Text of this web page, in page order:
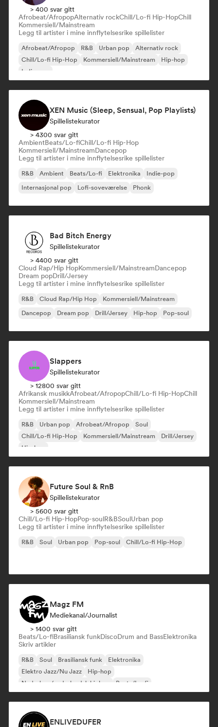
> 400 svar gitt
Afrobeat/AfropopAlternativ rockChill/Lo-fi Hip-HopChill
Kommersiell/Mainstream
Legg til artister i mine innflytelsesrike spillelister
Afrobeat/Afropop R&B Urban pop
Alternativ rock
Chill/Lo-fi Hip-Hop
Kommersiell/Mainstream
Hip-hop
Indie-pop
XEN Music (Sleep, Sensual, Pop Playlists)
Spillelistekurator
> 4300 svar gitt
AmbientBeats/Lo-fiChill/Lo-fi Hip-Hop
Kommersiell/MainstreamDancepop
Legg til artister i mine innflytelsesrike spillelister
R&B Ambient Beats/Lo-fi Elektronika
Indie-pop
Internasjonal pop
Lofi-soveværelse Phonk
Bad Bitch Energy
Spillelistekurator
> 4400 svar gitt
Cloud Rap/Hip HopKommersiell/MainstreamDancepop
Dream popDrill/Jersey
Legg til artister i mine innflytelsesrike spillelister
R&B Cloud Rap/Hip Hop
Kommersiell/Mainstream
Dancepop
Dream pop Drill/Jersey Hip-hop Pop-soul
Slappers
Spillelistekurator
> 12800 svar gitt
Afrikansk musikkAfrobeat/AfropopChill/Lo-fi Hip-HopChill
Kommersiell/Mainstream
Legg til artister i mine innflytelsesrike spillelister
R&B Urban pop Afrobeat/Afropop
Soul
Chill/Lo-fi Hip-Hop
Kommersiell/Mainstream
Drill/Jersey
Hip-hop
Future Soul & RnB
Spillelistekurator
> 5600 svar gitt
Chill/Lo-fi Hip-HopPop-soulR&BSoulUrban pop
Legg til artister i mine innflytelsesrike spillelister
R&B Soul Urban pop Pop-soul Chill/Lo-fi Hip-Hop
Magz FM
Mediekanal/journalist
> 1400 svar gitt
Beats/Lo-fiBrasiliansk funkDiscoDrum and BassElektronika
Skriv artikler
R&B Soul Brasiliansk funk
Elektronika
Elektro Jazz/Nu Jazz
Hip-hop
Nederhop/nederlandsk hiphop
Beats/Lo-fi
ENLIVEDUFER